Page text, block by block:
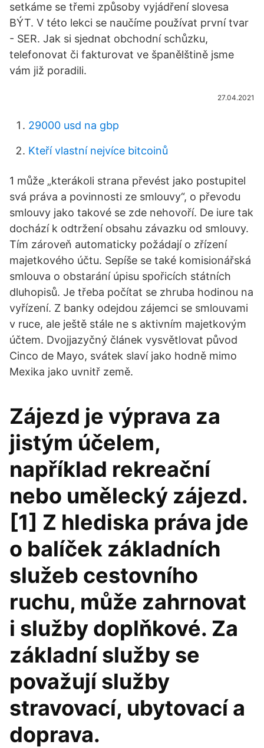
setkáme se třemi způsoby vyjádření slovesa
BÝT. V této lekci se naučíme používat první tvar
- SER. Jak si sjednat obchodní schůzku,
telefonovat či fakturovat ve španělštině jsme
vám již poradili.
27.04.2021
29000 usd na gbp
Kteří vlastní nejvíce bitcoinů
1 může „kterákoli strana převést jako postupitel
svá práva a povinnosti ze smlouvy“, o převodu
smlouvy jako takové se zde nehovoří. De iure tak
dochází k odtržení obsahu závazku od smlouvy.
Tím zároveň automaticky požádají o zřízení
majetkového účtu. Sepíše se také komisionářská
smlouva o obstarání úpisu spořicích státních
dluhopisů. Je třeba počítat se zhruba hodinou na
vyřízení. Z banky odejdou zájemci se smlouvami
v ruce, ale ještě stále ne s aktivním majetkovým
účtem. Dvojjazyčný článek vysvětlovat původ
Cinco de Mayo, svátek slaví jako hodně mimo
Mexika jako uvnitř země.
Zájezd je výprava za
jistým účelem,
například rekreační
nebo umělecký zájezd.
[1] Z hlediska práva jde
o balíček základních
služeb cestovního
ruchu, může zahrnovat
i služby doplňkové. Za
základní služby se
považují služby
stravovací, ubytovací a
doprava.